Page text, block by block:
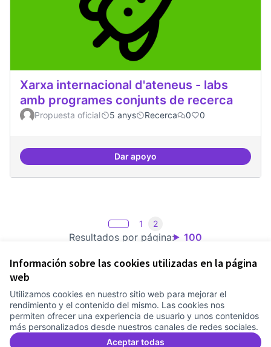
Información sobre las cookies utilizadas en la página
web
Utilizamos cookies en nuestro sitio web para mejorar el
rendimiento y el contenido del mismo. Las cookies nos
permiten ofrecer una experiencia de usuario y unos contenidos
más personalizados desde nuestros canales de redes sociales.
Aceptar todas
Xarxa internacional d'ateneus - labs
amb programes conjunts de recerca
Propuesta oficial 5 anys Recerca 0 0
Dar apoyoXarxa internacional d'ateneus -
Resultados por página: 100
1 2
Términos y condiciones de uso
Configuración de cookies
Comunitat Canòdrom en Facebook
(Link extern)
Comunitat Canòdrom en Instagram
(Link extern)
Comunitat Canòdrom en YouTube
(Link extern)
Castellano
Triar la llenguaElegir el idiomaChoose language